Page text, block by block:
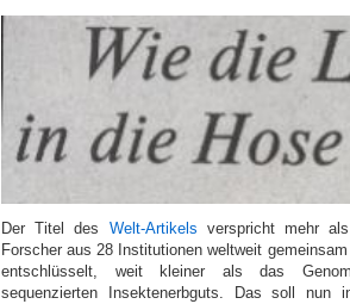
Der Titel des Welt-Artikels verspricht mehr
Forscher aus 28 Institutionen weltweit
entschlüsselt, weit kleiner als das
sequenzierten Insektenerbguts. Das soll nun